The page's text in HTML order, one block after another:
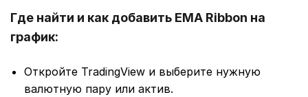
Где найти и как добавить EMA Ribbon на
график:
Откройте TradingView и выберите нужную
валютную пару или актив.